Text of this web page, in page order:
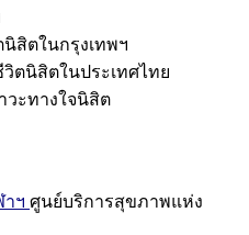
นิสิตในกรุงเทพฯ
วิตนิสิตในประเทศไทย
วะทางใจนิสิต
ฯ ศูนย์บริการสุขภาพแห่ง